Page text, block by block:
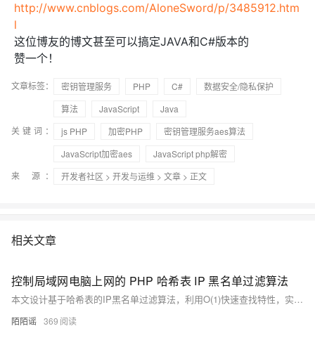
http://www.cnblogs.com/AloneSword/p/3485912.htm
l
这位博友的博文甚至可以搞定JAVA和C#版本的
赞一个！
文章标签： 密钥管理服务 PHP C#
数据安全/隐私保护
算法
JavaScript
Java
关键词：
js PHP 加密PHP
密钥管理服务aes算法
JavaScript加密aes
JavaScript php解密
来 源：
开发者社区 > 开发与运维 > 文章 > 正文
相关文章
控制局域网电脑上网的 PHP 哈希表 IP 黑名单过滤算法
本文设计基于哈希表的IP黑名单过滤算法，利用O(1)快速查找特性，实现局域网电脑上网的高效管控。通过PHP关联数组构建黑名单，支持实时拦截、动态增删与自动过期清理，适用于50-500台终端场景，显著降低网络延迟，提升管控灵活性与响应速度。
陌陌谣 369